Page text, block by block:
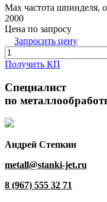
Max частота шпинделя,
2000
Цена по запросу
Запросить цену
Получить КП
Специалист
по
Андрей Степкин
metall@stanki-jet.ru
8 (967) 555 32 71